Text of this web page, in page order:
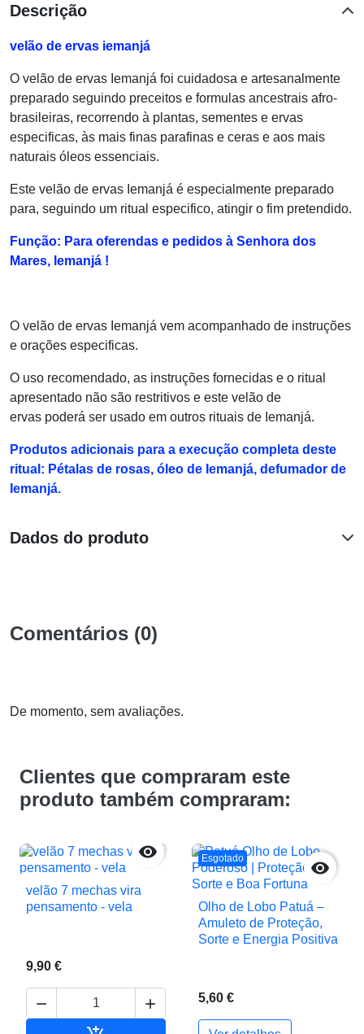
Descrição
velão de ervas iemanjá
O velão de ervas Iemanjá foi cuidadosa e artesanalmente
preparado seguindo preceitos e formulas ancestrais afro-
brasileiras, recorrendo à plantas, sementes e ervas
especificas, às mais finas parafinas e ceras e aos mais
naturais óleos essenciais.
Este velão de ervas Iemanjá é especialmente preparado
para, seguindo um ritual especifico, atingir o fim pretendido.
Função: Para oferendas e pedidos à Senhora dos
Mares, Iemanjá !
O velão de ervas Iemanjá vem acompanhado de instruções
e orações especificas.
O uso recomendado, as instruções fornecidas e o ritual
apresentado não são restritivos e este velão de
ervas poderá ser usado em outros rituais de Iemanjá.
Produtos adicionais para a execução completa deste
ritual: Pétalas de rosas, óleo de Iemanjá, defumador de
Iemanjá.
Dados do produto
Comentários (0)
De momento, sem avaliações.
Clientes que compraram este
produto também compraram:

velão 7 mechas vira
pensamento - vela
9,90 €
 
Esgotado 
Olho de Lobo Patuá –
Amuleto de Proteção,
Sorte e Energia Positiva
5,60 €